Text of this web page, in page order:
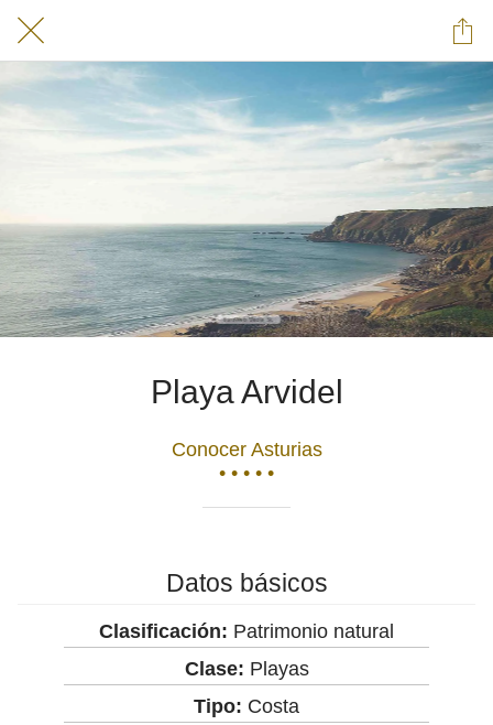
Playa Arvidel
Conocer Asturias
• • • • •
Datos básicos
Clasificación: Patrimonio natural
Clase: Playas
Tipo: Costa